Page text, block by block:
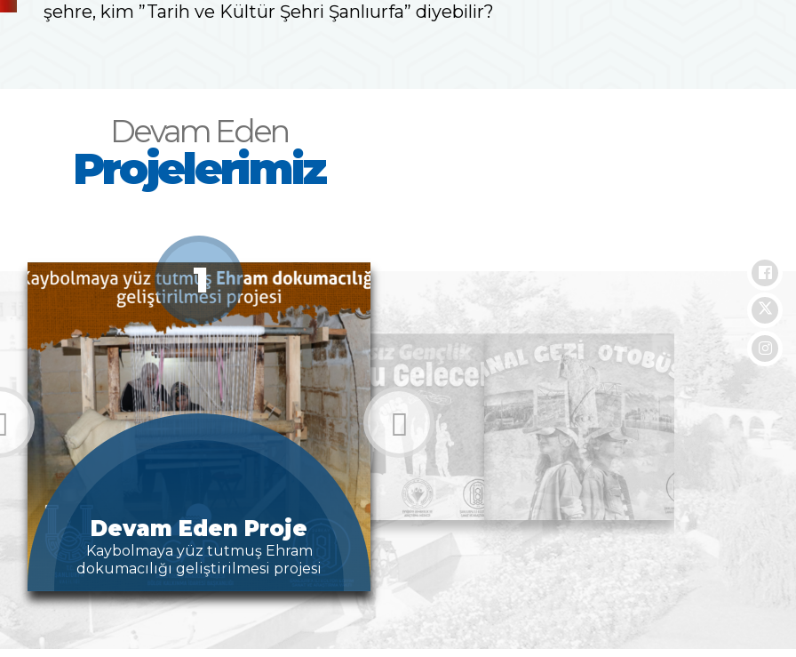
şehre, kim ”Tarih ve Kültür Şehri Şanlıurfa” diyebilir?
Devam Eden
Projelerimiz
1
Devam Eden Proje
Kaybolmaya yüz tutmuş Ehram
dokumacılığı geliştirilmesi projesi